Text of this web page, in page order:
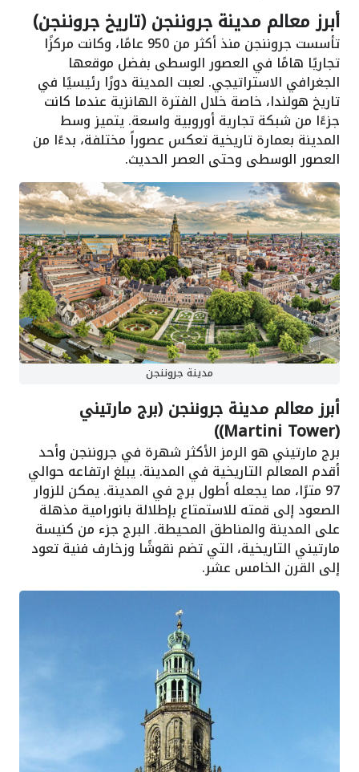
أبرز معالم مدينة جروننجن (تاريخ جروننجن)
تأسست جروننجن منذ أكثر من 950 عامًا، وكانت مركزًا
تجاريًا هامًا في العصور الوسطى بفضل موقعها
الجغرافي الاستراتيجي. لعبت المدينة دورًا رئيسيًا في
تاريخ هولندا، خاصة خلال الفترة الهانزية عندما كانت
جزءًا من شبكة تجارية أوروبية واسعة. يتميز وسط
المدينة بعمارة تاريخية تعكس عصوراً مختلفة، بدءًا من
العصور الوسطى وحتى العصر الحديث.
مدينة جروننجن
أبرز معالم مدينة جروننجن (برج مارتيني
(Martini Tower))
برج مارتيني هو الرمز الأكثر شهرة في جروننجن وأحد
أقدم المعالم التاريخية في المدينة. يبلغ ارتفاعه حوالي
97 مترًا، مما يجعله أطول برج في المدينة. يمكن للزوار
الصعود إلى قمته للاستمتاع بإطلالة بانورامية مذهلة
على المدينة والمناطق المحيطة. البرج جزء من كنيسة
مارتيني التاريخية، التي تضم نقوشًا وزخارف فنية تعود
إلى القرن الخامس عشر.